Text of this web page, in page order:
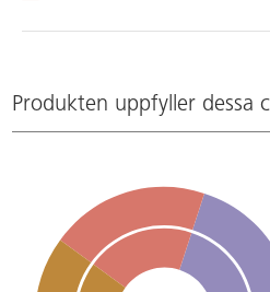
Produkten uppfyller dessa